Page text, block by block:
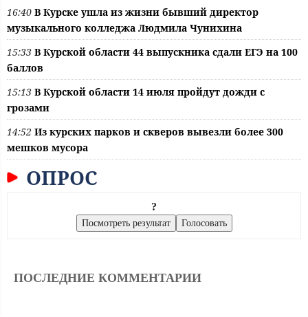
16:40 В Курске ушла из жизни бывший директор
музыкального колледжа Людмила Чунихина
15:33 В Курской области 44 выпускника сдали ЕГЭ на 100
баллов
15:13 В Курской области 14 июля пройдут дожди с
грозами
14:52 Из курских парков и скверов вывезли более 300
мешков мусора
ОПРОС
?
ПОСЛЕДНИЕ КОММЕНТАРИИ